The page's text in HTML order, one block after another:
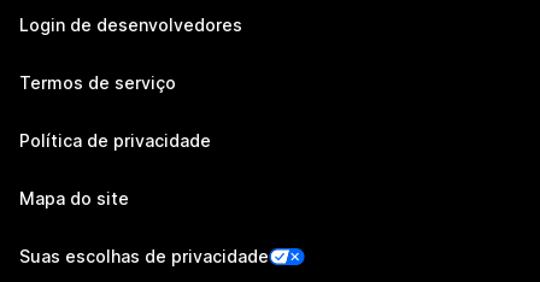
Login de desenvolvedores
Termos de serviço
Política de privacidade
Mapa do site
Suas escolhas de privacidade